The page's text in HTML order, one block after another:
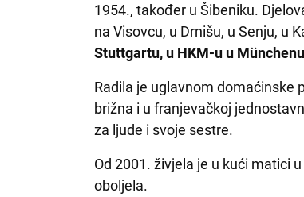
1954., također u Šibeniku.
na Visovcu, u Drnišu, u Senju, u
Stuttgartu, u HKM-u u
Radila je uglavnom domaćinske
brižna i u franjevačkoj
za ljude i svoje sestre.
Od 2001. živjela je u kući matici
oboljela.